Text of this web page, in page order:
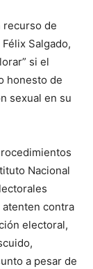
recurso de
Salgado,
si el
honesto de
sexual en su
Nacional
atenten contra
electoral,
a pesar de